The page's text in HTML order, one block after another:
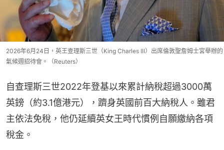
2026年6月24日，英王查理斯三世（King Charles III）出席倫敦聖詹姆士宮舉辦的
氣候週招待會。（Reuters）
自查理斯三世2022年登基以來累計納稅超過3000萬
英鎊（約3.1億港元），躋身英國前百大納稅人。雖君
主依法免稅，他仍延續英女王時代慣例自願繳納各項
稅金。